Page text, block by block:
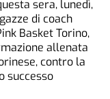
sera, lunedì,
di coach
Basket Torino,
allenata
contro la
successo